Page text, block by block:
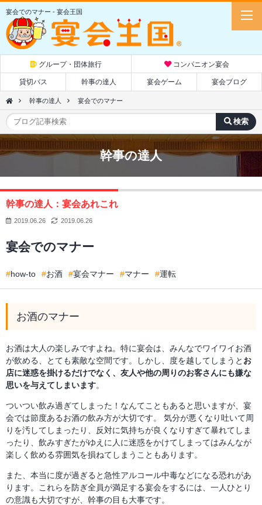
宴会でのマナー - 宴会王国
グループ・団体旅行 コンパニオン宴会
貸切バス 幹事の達人 宴会ゲーム 宴会ブログ
幹事の達人 宴会でのマナー
幹事の達人
幹事の達人 宴会あれこれ
2019.06.26 2019.06.26
宴会でのマナー
how-to お酒 宴会マナー マナー 運転
お酒のマナー
お酒は大人の楽しみですよね。特に宴会は、みんなでワイワイお酒
が飲める、とても素敵な空間です。しかし、度を越してしまうと お
店に迷惑を掛けるだけでなく、友人や他の周りのお客さんにも嫌な
思いを与えてしまいます。
ついつい飲み過ぎてしまった！なんてこともあると思いますが、宴
会では節度あるお酒の飲み方が大切です。 気分が悪くなり吐いて周
りを汚してしまったり、反対に気持ちが良くなりすぎて暴れてしま
ったり、飲みすぎたがゆえに人に迷惑をかけてしまってはみんなが
楽しく飲める雰囲気を損ねてしまうこともあります。
また、本当に度が過ぎると急性アルコール中毒などになる恐れがあ
ります。これらを防ぎ全員が満足する宴会をするには、一人ひとり
の意識も大切ですが、幹事の目も大事です。